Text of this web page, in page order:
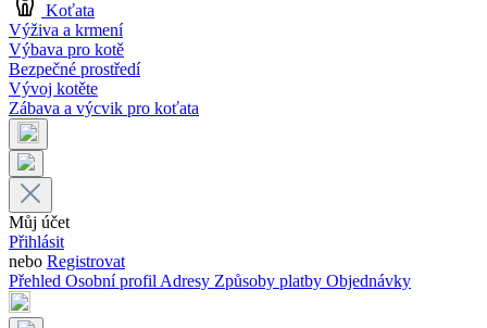
Koťata
Výživa a krmení
Výbava pro kotě
Bezpečné prostředí
Vývoj kotěte
Zábava a výcvik pro koťata
Můj účet
Přihlásit
nebo Registrovat
Přehled Osobní profilAdresy Způsoby platby Objednávky